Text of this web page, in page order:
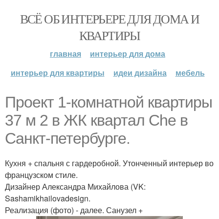
ВСЁ ОБ ИНТЕРЬЕРЕ ДЛЯ ДОМА И
КВАРТИРЫ
главная
интерьер для дома
интерьер для квартиры
идеи дизайна мебель
Проект 1-комнатной квартиры
37 м 2 в ЖК квартал Che в
Санкт-петербурге.
Кухня + спальня с гардеробной. Утонченный интерьер во
французском стиле.
Дизайнер Александра Михайлова (VK:
Sashamikhailovadesign.
Реализация (фото) - далее. Санузел +